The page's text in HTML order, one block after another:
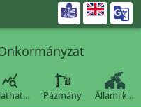


Pázmány Állami k…